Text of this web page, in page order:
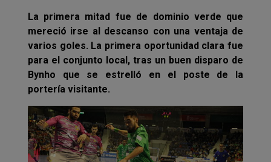
La primera mitad fue de dominio verde que
mereció irse al descanso con una ventaja de
varios goles. La primera oportunidad clara fue
para el conjunto local, tras un buen disparo de
Bynho que se estrelló en el poste de la
portería visitante.